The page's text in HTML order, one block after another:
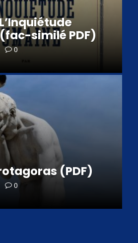
similé PDF)
0
(PDF)
0